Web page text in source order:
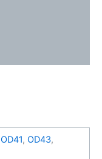
OD41, OD43,